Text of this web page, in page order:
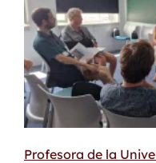
Profesora de la